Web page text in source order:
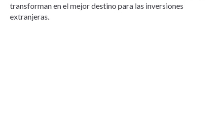
transforman en el mejor destino para las inversiones
extranjeras.